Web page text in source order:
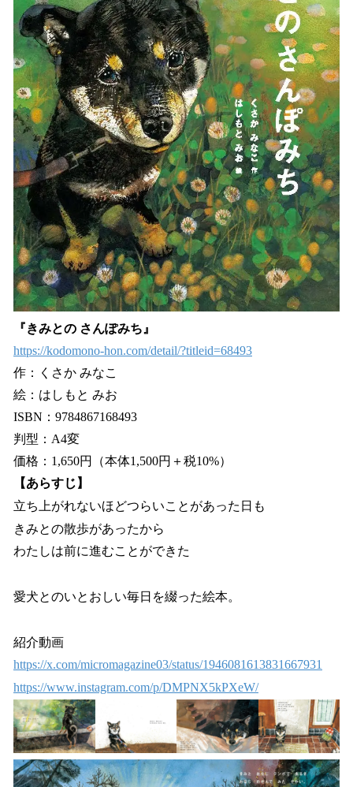
『きみとの さんぽみち』
https://kodomono-hon.com/detail/?titleid=68493
作：くさか みなこ
絵：はしもと みお
ISBN：9784867168493
判型：A4変
価格：1,650円（本体1,500円＋税10%）
【あらすじ】
立ち上がれないほどつらいことがあった日も
きみとの散歩があったから
わたしは前に進むことができた
愛犬とのいとおしい毎日を綴った絵本。
紹介動画
https://x.com/micromagazine03/status/1946081613831667931
https://www.instagram.com/p/DMPNX5kPXeW/